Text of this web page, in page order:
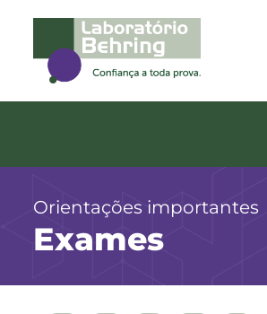
Orientações importantes
Exames